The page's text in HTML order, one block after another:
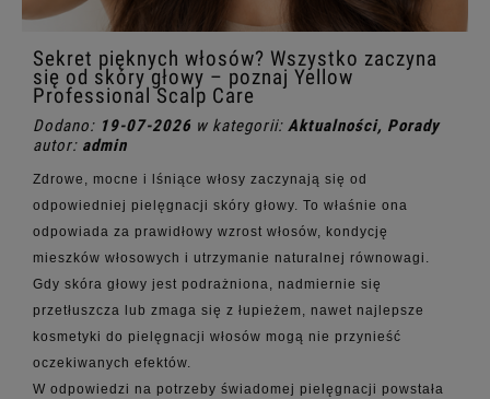
Sekret pięknych włosów? Wszystko zaczyna
się od skóry głowy – poznaj Yellow
Professional Scalp Care
Dodano: 19-07-2026 w kategorii: Aktualności, Porady
autor: admin
Zdrowe, mocne i lśniące włosy zaczynają się od
odpowiedniej pielęgnacji skóry głowy. To właśnie ona
odpowiada za prawidłowy wzrost włosów, kondycję
mieszków włosowych i utrzymanie naturalnej równowagi.
Gdy skóra głowy jest podrażniona, nadmiernie się
przetłuszcza lub zmaga się z łupieżem, nawet najlepsze
kosmetyki do pielęgnacji włosów mogą nie przynieść
oczekiwanych efektów.
W odpowiedzi na potrzeby świadomej pielęgnacji powstała